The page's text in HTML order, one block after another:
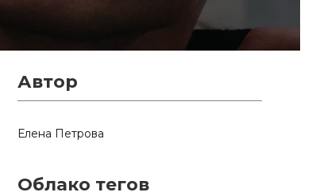
Автор
Елена Петрова
Облако тегов